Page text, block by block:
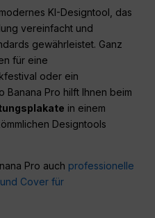
KI-Designtool, das
vereinfacht und
gewährleistet. Ganz
für eine
oder ein
Banana Pro hilft Ihnen beim
in einem
Designtools
Pro auch professionelle
Cover für